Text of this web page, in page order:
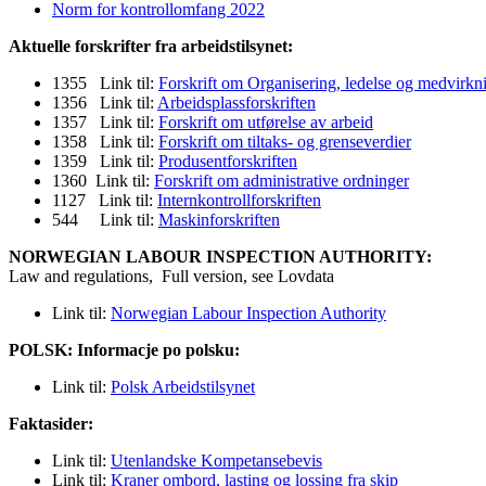
Norm for kontrollomfang 2022
Aktuelle forskrifter fra arbeidstilsynet:
1355 Link til: Forskrift om Organisering, ledelse og
1356 Link til: Arbeidsplassforskriften
1357 Link til: Forskrift om utførelse av arbeid
1358 Link til: Forskrift om tiltaks- og grenseverdier
1359 Link til: Produsentforskriften
1360 Link til: Forskrift om administrative ordninger
1127 Link til: Internkontrollforskriften
544 Link til: Maskinforskriften
NORWEGIAN LABOUR INSPECTION AUTHORITY:
Law and regulations, Full version, see Lovdata
Link til: Norwegian Labour Inspection Authority
POLSK: Informacje po polsku:
Link til: Polsk Arbeidstilsynet
Faktasider:
Link til: Utenlandske Kompetansebevis
Link til: Kraner ombord, lasting og lossing fra skip